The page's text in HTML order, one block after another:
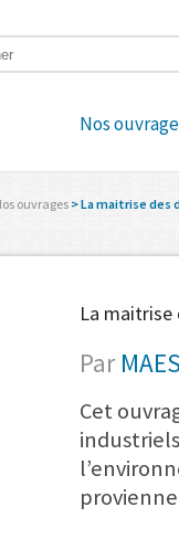
Nos
ouvrages> La maitrise
La
Par
Cet